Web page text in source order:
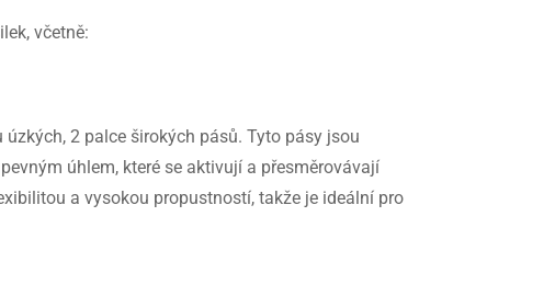
včetně:
2 palce širokých pásů. Tyto pásy jsou
úhlem, které se aktivují a přesměrovávají
a vysokou propustností, takže je ideální pro